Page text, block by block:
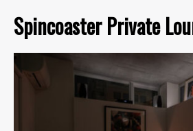
Spincoaster Private